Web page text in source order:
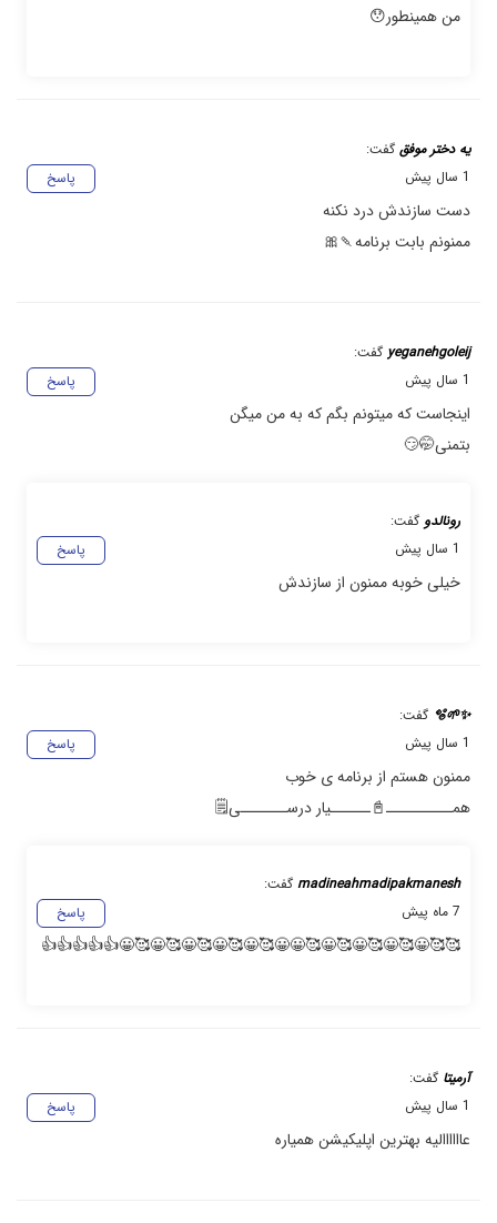
من همینطور😯
یه دختر موفق گفت:
پاسخ
1 سال پیش
دست سازندش درد نکنه
ممنونم بابت برنامه🍡🎀
yeganehgoleij گفت:
پاسخ
1 سال پیش
اینجاست که میتونم بگم که به من میگن
بتمنی🤭😏
رونالدو گفت:
پاسخ
1 سال پیش
خیلی خوبه ممنون از سازندش
✨🌱🫧
گفت:
پاسخ
1 سال پیش
ممنون هستم از برنامه ی خوب
هم‍ــــــــــ📓ــــــیار درســـــــی🗒️
madineahmadipakmanesh گفت:
پاسخ
7 ماه پیش
🥰🥰😀🥰😀🥰😀🥰😀🥰😀😀🥰😀🥰😀🥰😀🥰😀🥰😀👍👍👍👍👍
آرمیتا گفت:
پاسخ
1 سال پیش
عاااااالیه بهترین اپلیکیشن همیاره